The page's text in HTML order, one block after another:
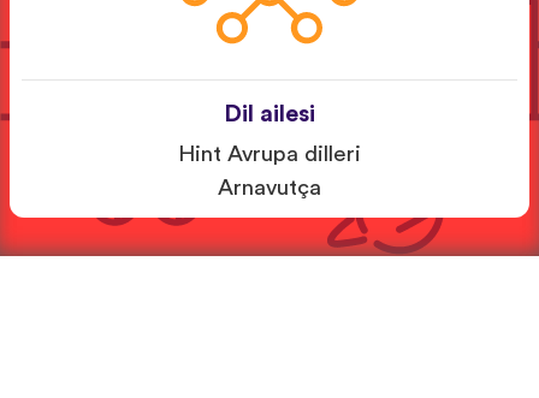
Dil ailesi
Hint Avrupa dilleri
Arnavutça